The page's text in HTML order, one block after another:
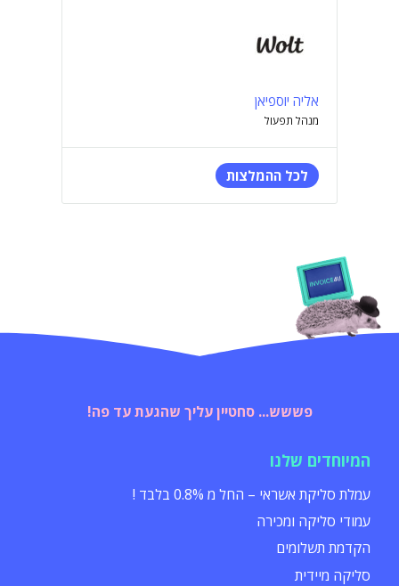
אליה יוספיאן
מנהל תפעול
לכל ההמלצות
פששש... סחטיין עליך שהגעת עד פה!
המיוחדים שלנו
עמלת סליקת אשראי – החל מ 0.8% בלבד !
עמודי סליקה ומכירה
הקדמת תשלומים
סליקה מיידית